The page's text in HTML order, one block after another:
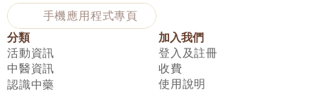
手機應用程式專頁
分類
活動資訊
中醫資訊
認識中藥
加入我們
登入及註冊
收費
使用說明